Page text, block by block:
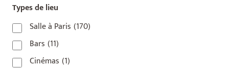
Types de lieu
Salle à Paris (170)
Bars (11)
Cinémas (1)